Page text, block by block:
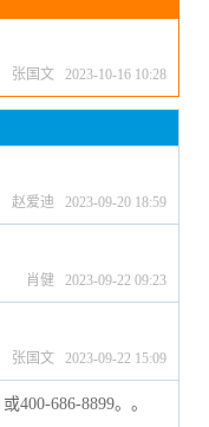
张国文 2023-10-16 10:28
赵爱迪 2023-09-20 18:59
肖健 2023-09-22 09:23
张国文 2023-09-22 15:09
400-686-8899。。